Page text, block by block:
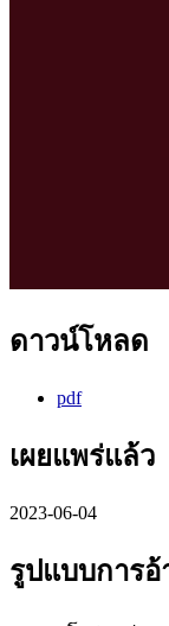
ดาวน์โหลด
pdf
เผยแพร่แล้ว
2023-06-04
รูปแบบการอ้